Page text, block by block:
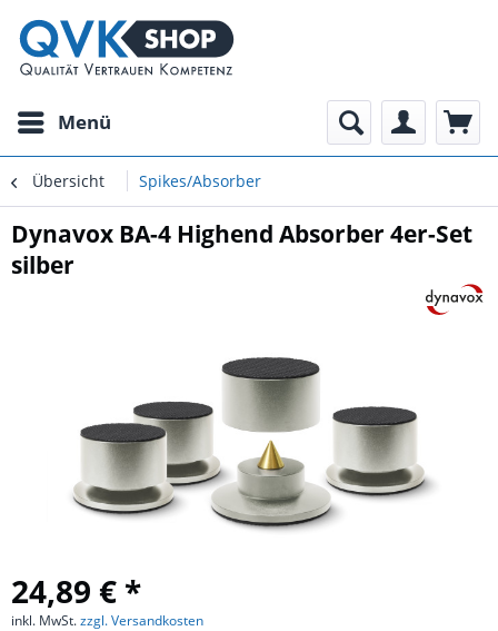
Menü
Übersicht Spikes/Absorber
Dynavox BA-4 Highend Absorber 4er-Set
silber
24,89 € *
inkl. MwSt.zzgl. Versandkosten